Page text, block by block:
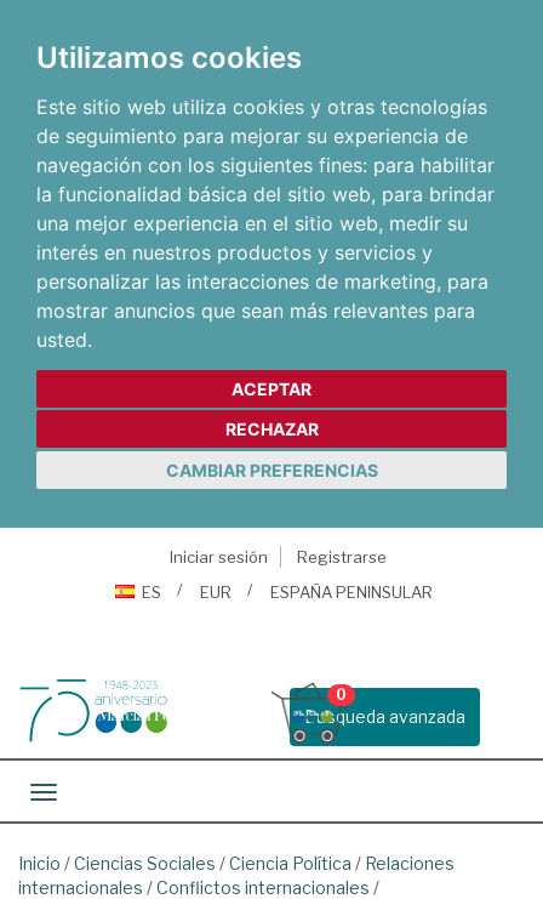
Utilizamos cookies
Este sitio web utiliza cookies y otras tecnologías
de seguimiento para mejorar su experiencia de
navegación con los siguientes fines: para habilitar
la funcionalidad básica del sitio web, para brindar
una mejor experiencia en el sitio web, medir su
interés en nuestros productos y servicios y
personalizar las interacciones de marketing, para
mostrar anuncios que sean más relevantes para
usted.
ACEPTAR
RECHAZAR
CAMBIAR PREFERENCIAS
Iniciar sesión
Registrarse
ES
EUR ESPAÑA PENINSULAR
Busqueda avanzada
0
Toggle navigation
Inicio /Ciencias Sociales /Ciencia Política / Relaciones
internacionales /Conflictos internacionales /